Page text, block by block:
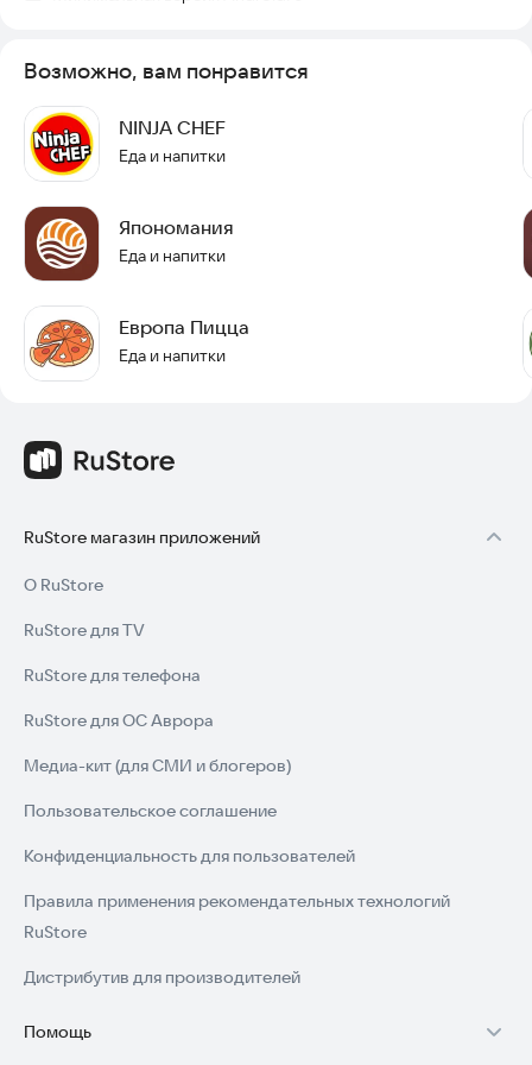
Возможно, вам понравится
NINJA CHEF
Еда и напитки
Япономания
Еда и напитки
Европа Пицца
Еда и напитки
RuStore магазин приложений
О RuStore
RuStore для TV
RuStore для телефона
RuStore для ОС Аврора
Медиа-кит (для СМИ и блогеров)
Пользовательское соглашение
Конфиденциальность для пользователей
Правила применения рекомендательных технологий
RuStore
Дистрибутив для производителей
Помощь